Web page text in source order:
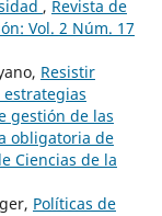
, Revista de
Vol. 2 Núm. 17
Resistir
gestión de las
obligatoria de
Ciencias de la
Políticas de